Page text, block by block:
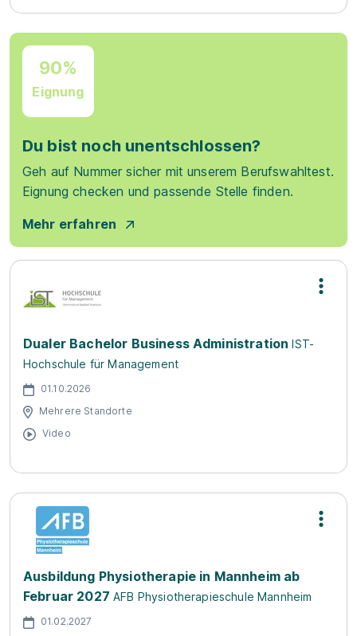
90%
Eignung
Du bist noch unentschlossen?
Geh auf Nummer sicher mit unserem Berufswahltest.
Eignung checken und passende Stelle finden.
Mehr erfahren
Dualer Bachelor Business Administration IST-
Hochschule für Management
01.10.2026
Mehrere Standorte
Video
Ausbildung Physiotherapie in Mannheim ab
Februar 2027 AFB Physiotherapieschule Mannheim
01.02.2027